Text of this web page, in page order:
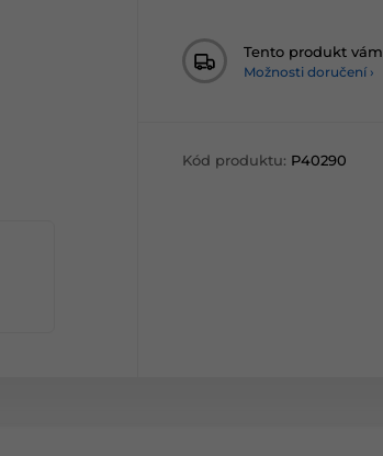
Tento produkt
Možnosti doručení ›
Kód produktu: P40290